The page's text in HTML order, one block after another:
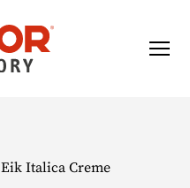
Eik Italica Creme